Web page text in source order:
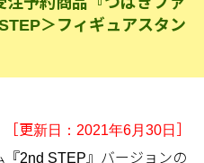
＞フィギュアスタン
［更新日：2021年6月30日］
2nd STEP』バージョンの